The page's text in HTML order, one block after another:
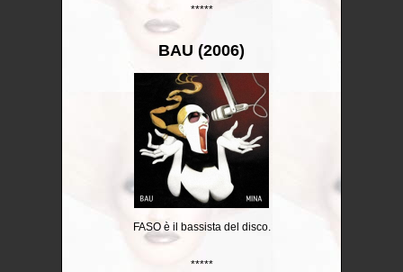
*****
BAU (2006)
FASO è il bassista del disco.
*****